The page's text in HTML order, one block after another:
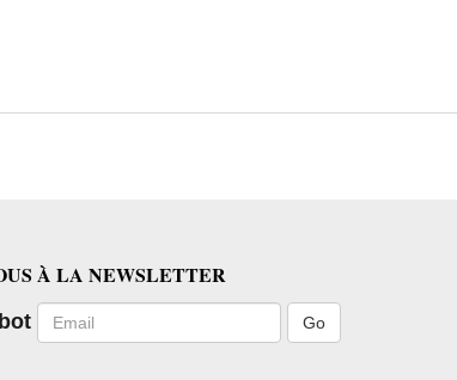
À LA NEWSLETTER
Email